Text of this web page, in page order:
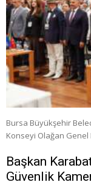
Bursa Büyükşehir
Konseyi Olağan Genel
Başkan
Güvenlik